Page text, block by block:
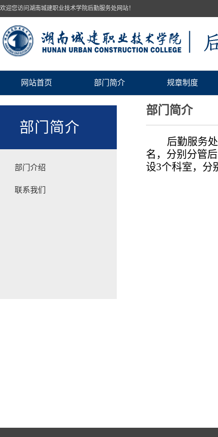
欢迎您访问湖南城建职业技术学院后勤服务处网站！
网站首页 部门简介 规章制度
部门简介
部门介绍
联系我们
部门简介
后勤服务
名，分别分管
设3个科室，分